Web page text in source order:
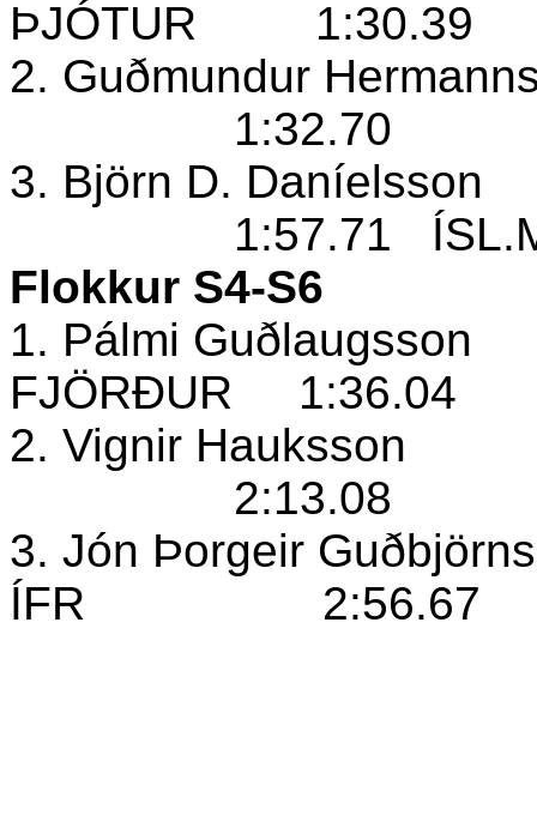
ÞJÓTUR
1:30.39
2. Guðmundur
1:32.70
3. Björn D. Daníelsson
1:57.71
Flokkur S4-S6
1. Pálmi Guðlaugsson
FJÖRÐUR
1:36.04
2. Vignir Hauksson
2:13.08
3. Jón Þorgeir
ÍFR
2:56.67